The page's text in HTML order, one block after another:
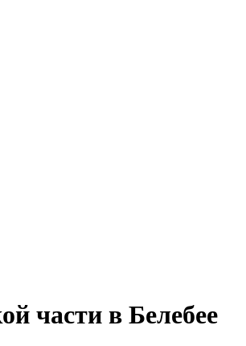
части в Белебее